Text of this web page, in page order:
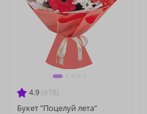
4.9 (678)
Букет "Поцелуй лета"